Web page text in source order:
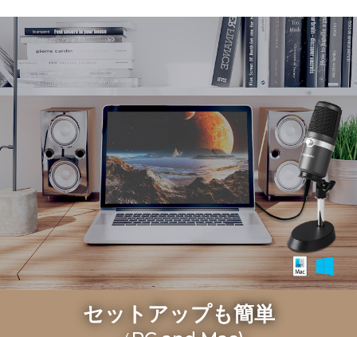
セットアップも簡単